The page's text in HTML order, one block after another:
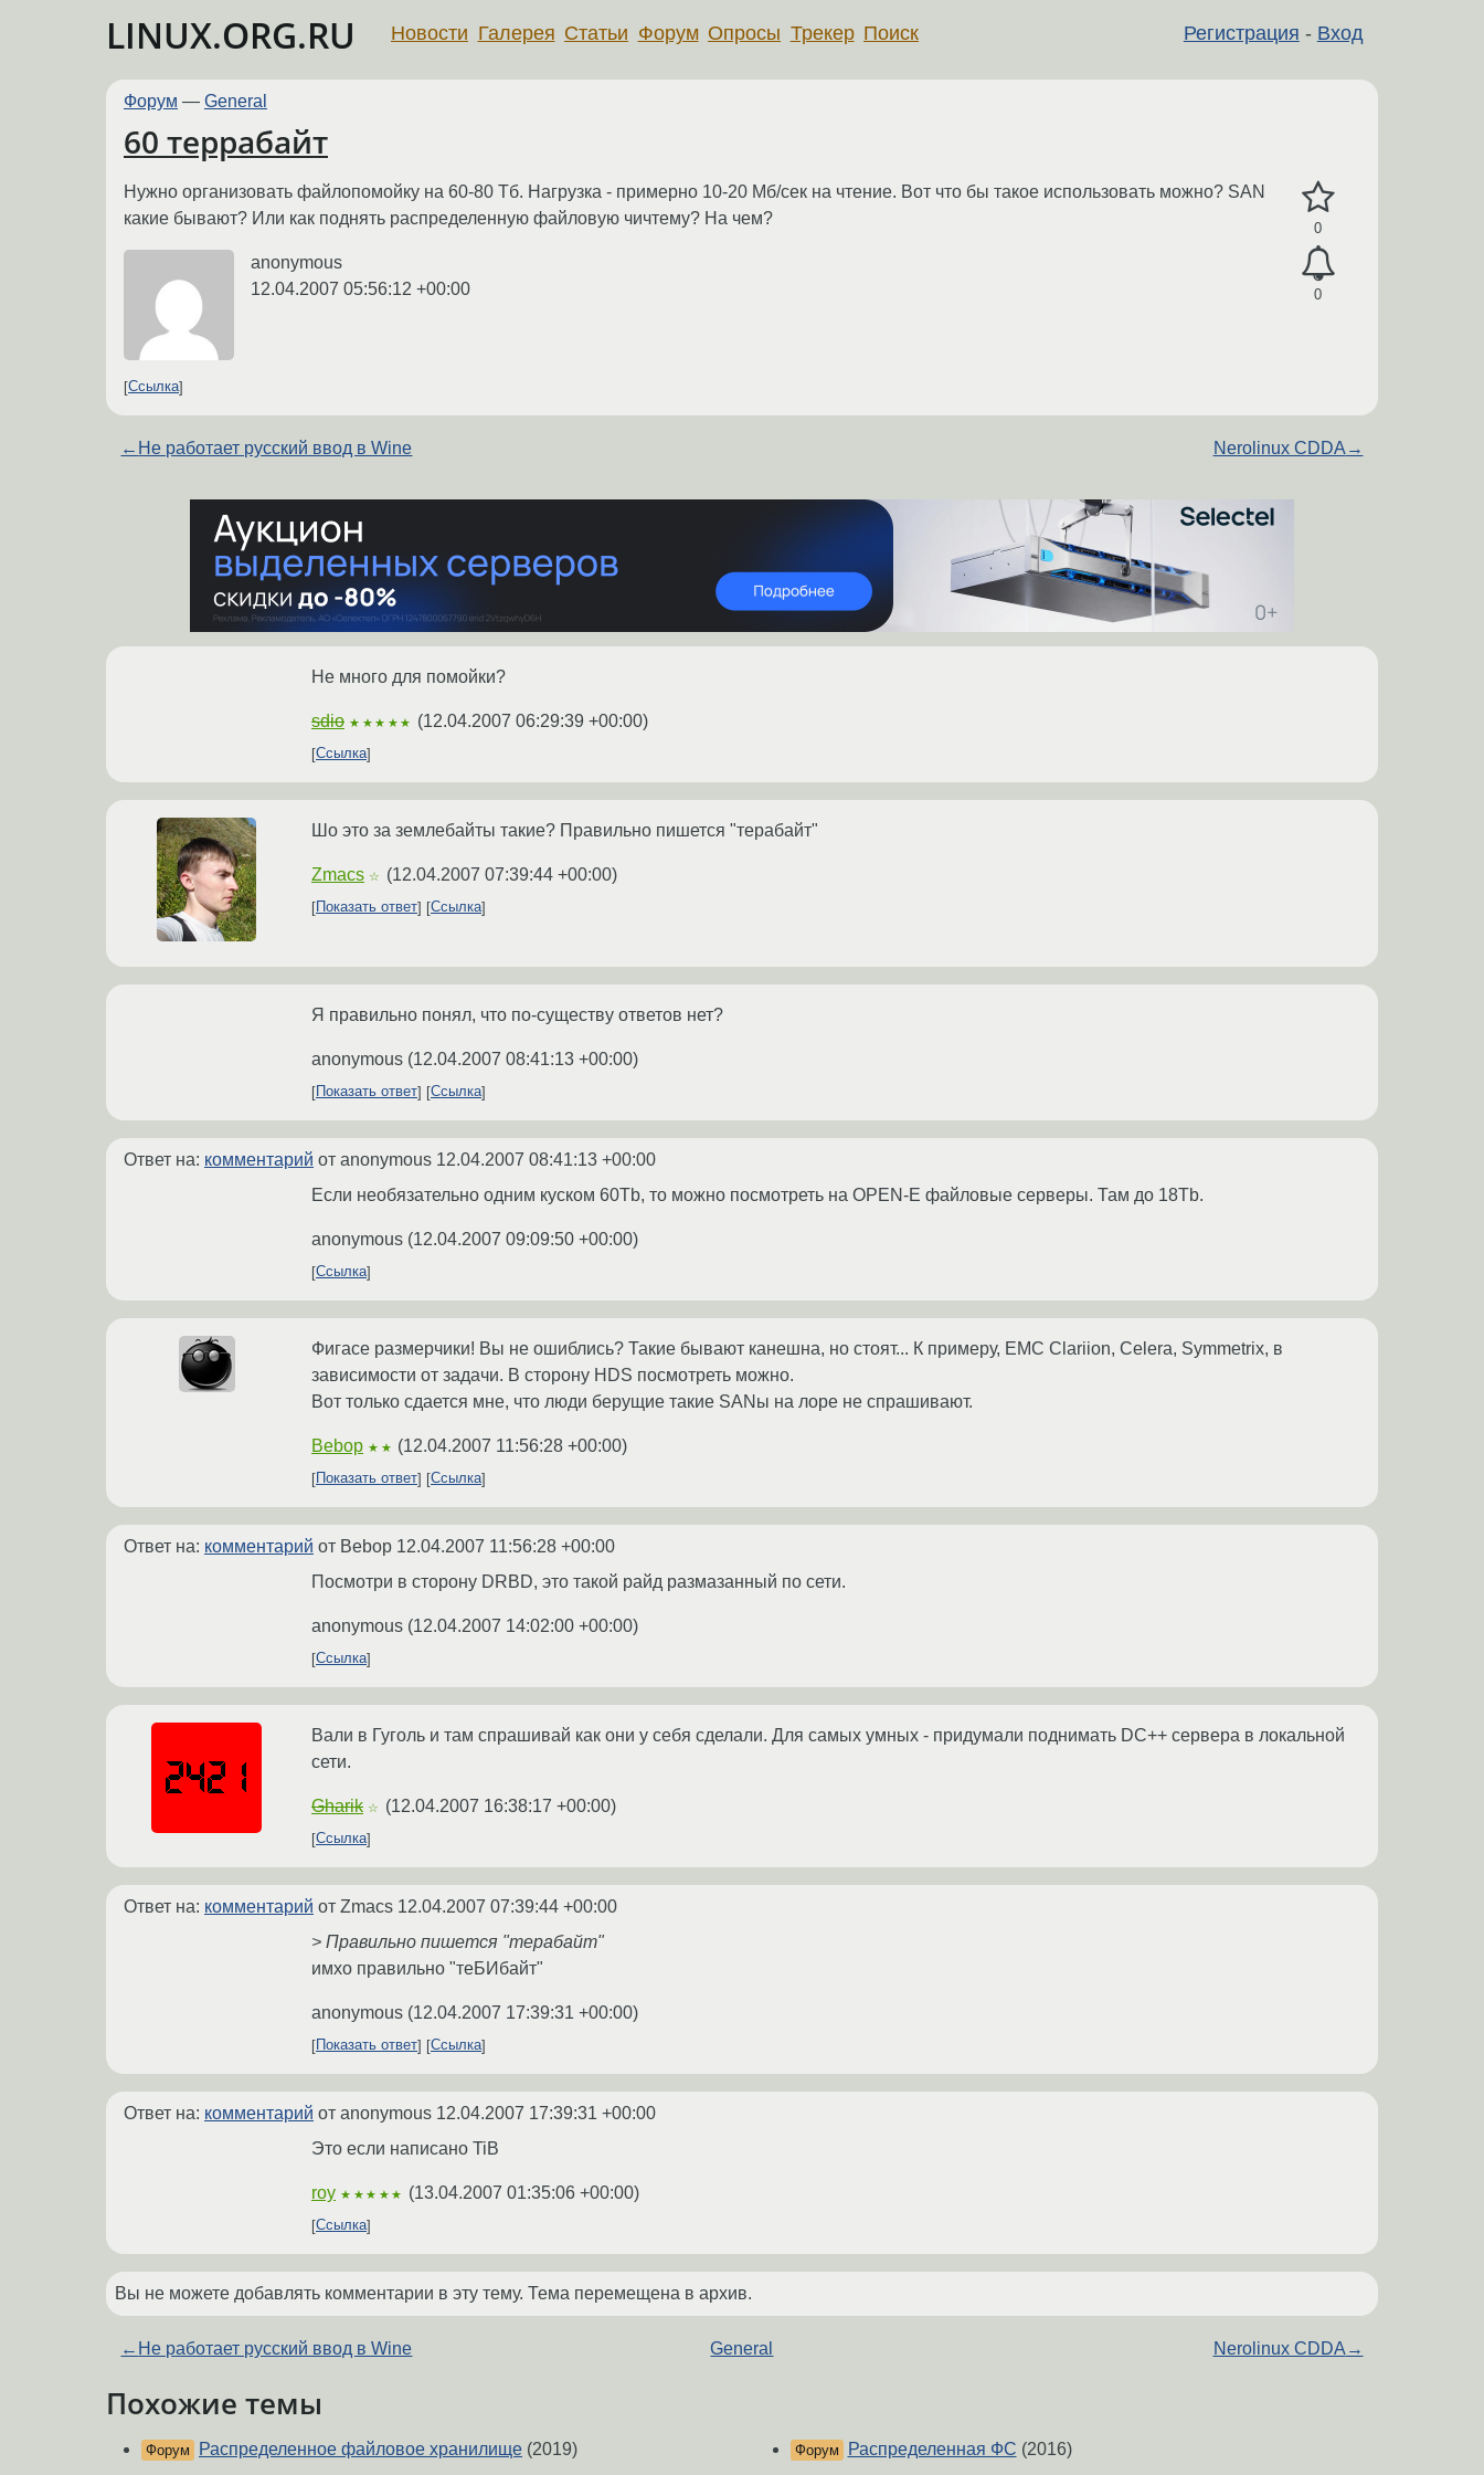
LINUX.ORG.RU Регистрация - Вход
Новости Галерея Статьи Форум Опросы Трекер Поиск
Форум — General
60 террабайт
0
0
Нужно организовать файлопомойку на 60-80 Тб. Нагрузка - примерно 10-20 Мб/сек на чтение. Вот что бы такое использовать можно? SAN
какие бывают? Или как поднять распределенную файловую чичтему? На чем?
anonymous
12.04.2007 05:56:12 +00:00
Ссылка
← Не работает русский ввод в Wine Nerolinux CDDA →
Не много для помойки?
sdio ★★★★★ (12.04.2007 06:29:39 +00:00)
Ссылка
Шо это за землебайты такие? Правильно пишется "терабайт"
Zmacs ☆ (12.04.2007 07:39:44 +00:00)
Показать ответ Ссылка
Я правильно понял, что по-существу ответов нет?
anonymous (12.04.2007 08:41:13 +00:00)
Показать ответ Ссылка
Ответ на: комментарий от anonymous 12.04.2007 08:41:13 +00:00
Если необязательно одним куском 60Tb, то можно посмотреть на OPEN-E файловые серверы. Там до 18Tb.
anonymous (12.04.2007 09:09:50 +00:00)
Ссылка
Фигасе размерчики! Вы не ошиблись? Такие бывают канешна, но стоят... К примеру, EMC Clariion, Celera, Symmetrix, в
зависимости от задачи. В сторону HDS посмотреть можно.
Вот только сдается мне, что люди берущие такие SANы на лоре не спрашивают.
Bebop ★★ (12.04.2007 11:56:28 +00:00)
Показать ответ Ссылка
Ответ на: комментарий от Bebop 12.04.2007 11:56:28 +00:00
Посмотри в сторону DRBD, это такой райд размазанный по сети.
anonymous (12.04.2007 14:02:00 +00:00)
Ссылка
Вали в Гуголь и там спрашивай как они у себя сделали. Для самых умных - придумали поднимать DC++ сервера в локальной
сети.
Gharik ☆ (12.04.2007 16:38:17 +00:00)
Ссылка
Ответ на: комментарий от Zmacs 12.04.2007 07:39:44 +00:00
> Правильно пишется "терабайт"
имхо правильно "теБИбайт"
anonymous (12.04.2007 17:39:31 +00:00)
Показать ответ Ссылка
Ответ на: комментарий от anonymous 12.04.2007 17:39:31 +00:00
Это если написано TiB
roy ★★★★★ (13.04.2007 01:35:06 +00:00)
Ссылка
Вы не можете добавлять комментарии в эту тему. Тема перемещена в архив.
← Не работает русский ввод в Wine General Nerolinux CDDA →
Похожие темы
Форум Распределенное файловое хранилище (2019) Форум Распределенная ФС (2016)